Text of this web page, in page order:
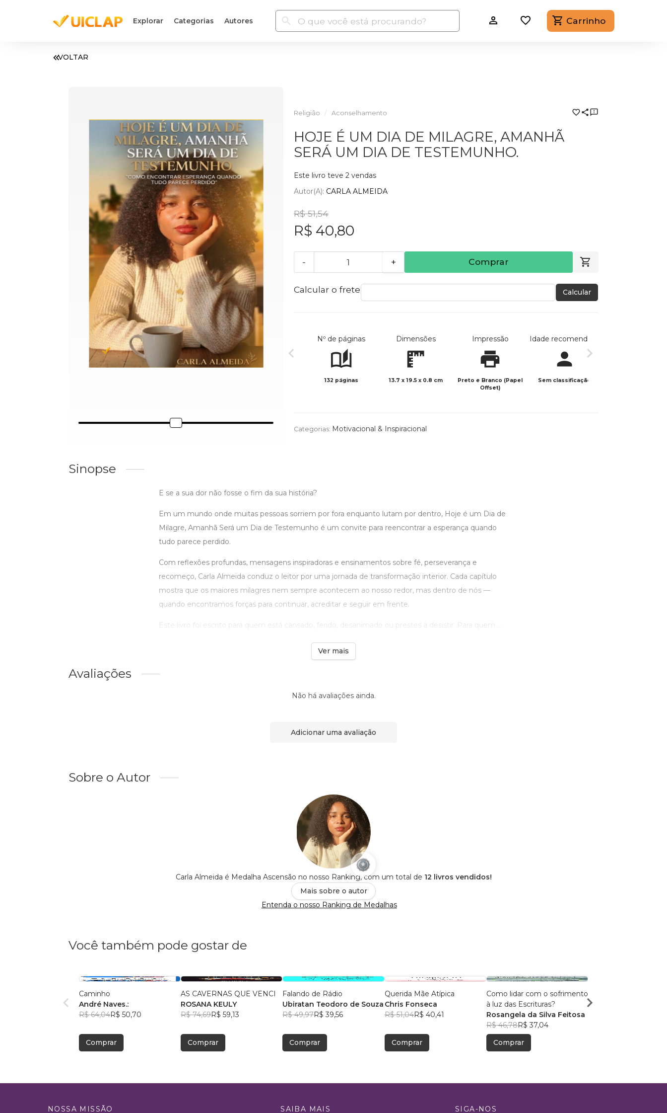
Explorar Categorias Autores Carrinho
VOLTAR
Religião Aconselhamento
HOJE É UM DIA DE MILAGRE, AMANHÃ
SERÁ UM DIA DE TESTEMUNHO.
Este livro teve 2 vendas
Autor(a): CARLA ALMEIDA
R$ 51,54
R$ 40,80
- + Comprar
Calcular o frete Calcular
Nº de páginas
132 páginas
Dimensões
13.7 x 19.5 x 0.8 cm
Impressão
Preto e Branco (Papel
Offset)
Idade recomendada
Sem classificação
Categorias: Motivacional & Inspiracional
Sinopse
E se a sua dor não fosse o fim da sua história?
Em um mundo onde muitas pessoas sorriem por fora enquanto lutam por dentro, Hoje é um Dia de
Milagre, Amanhã Será um Dia de Testemunho é um convite para reencontrar a esperança quando
tudo parece perdido.
Com reflexões profundas, mensagens inspiradoras e ensinamentos sobre fé, perseverança e
recomeço, Carla Almeida conduz o leitor por uma jornada de transformação interior. Cada capítulo
mostra que os maiores milagres nem sempre acontecem ao nosso redor, mas dentro de nós —
quando encontramos forças para continuar, acreditar e seguir em frente.
Este livro foi escrito para quem está cansado, ferido, desanimado ou prestes a desistir. Para quem ...
Ver mais
Avaliações
Não há avaliações ainda.
Adicionar uma avaliação
Sobre o Autor
Carla Almeida é Medalha Ascensão no nosso Ranking, com um total de 12 livros vendidos!
Mais sobre o autor
Entenda o nosso Ranking de Medalhas
Você também pode gostar de
Caminho
André Naves.:
R$ 64,04R$ 50,70
Comprar
AS CAVERNAS QUE VENCI
ROSANA KEULY
R$ 74,69R$ 59,13
Comprar
Falando de Rádio
Ubiratan Teodoro de Souza
R$ 49,97R$ 39,56
Comprar
Querida Mãe Atípica
Chris Fonseca
R$ 51,04R$ 40,41
Comprar
Como lidar com o sofrimento
à luz das Escrituras?
Rosangela da Silva Feitosa
R$ 46,78R$ 37,04
Comprar
Tiago Pinheiro
NOSSA MISSÃO SAIBA MAIS SIGA-NOS